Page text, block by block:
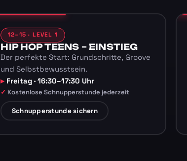
12–15 · LEVEL 1
HIP HOP TEENS – EINSTIEG
Der perfekte Start: Grundschritte, Groove
und Selbstbewusstsein.
Freitag · 16:30–17:30 Uhr
Kostenlose Schnupperstunde jederzeit
Schnupperstunde sichern